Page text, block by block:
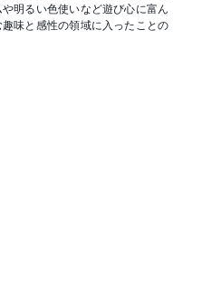
明るい色使いなど遊び心に富ん
味と感性の領域に入ったことの